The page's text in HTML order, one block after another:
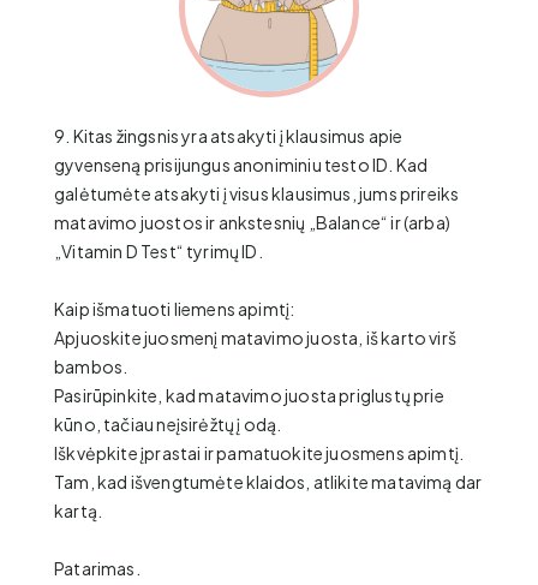
9. Kitas žingsnis yra atsakyti į klausimus apie
gyvenseną prisijungus anoniminiu testo ID. Kad
galėtumėte atsakyti į visus klausimus, jums prireiks
matavimo juostos ir ankstesnių „Balance“ ir (arba)
„Vitamin D Test“ tyrimų ID.
Kaip išmatuoti liemens apimtį:
Apjuoskite juosmenį matavimo juosta, iš karto virš
bambos.
Pasirūpinkite, kad matavimo juosta priglustų prie
kūno, tačiau neįsirėžtų į odą.
Iškvėpkite įprastai ir pamatuokite juosmens apimtį.
Tam, kad išvengtumėte klaidos, atlikite matavimą dar
kartą.
Patarimas.